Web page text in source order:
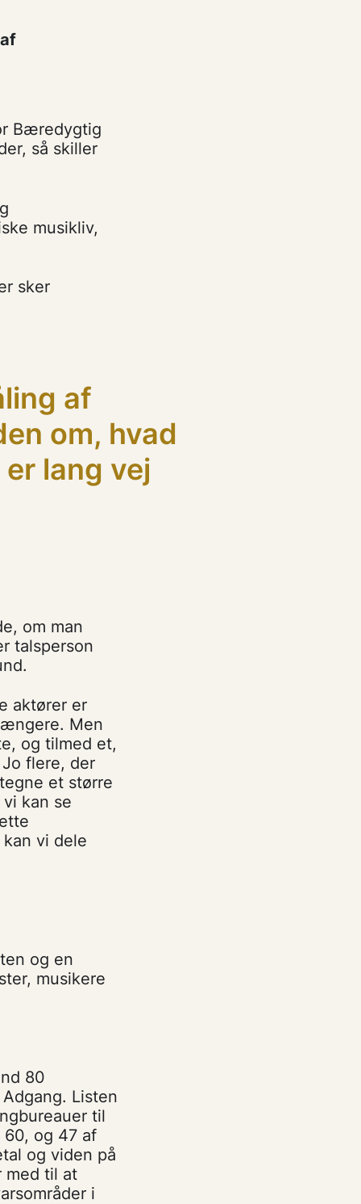
Bæredygtig
så skiller
musikliv,
sker
af
om, hvad
lang vej
om man
talsperson
aktører er
Men
og tilmed et,
flere, der
et større
kan se
vi dele
og en
musikere
80
Listen
til
og 47 af
og viden på
med til at
i